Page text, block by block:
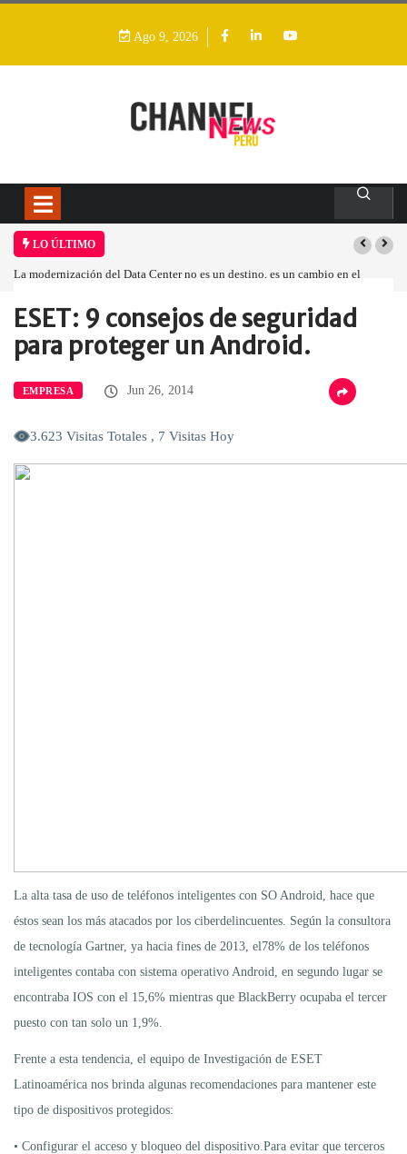
Ago 9, 2026
LO ÚLTIMO
Los ingresos por semiconductores aumentarán más de un 94 % en 2026
Home Empresa ESET: 9 consejos…
ESET: 9 consejos de seguridad
para proteger un Android.
EMPRESA Jun 26, 2014
3.623 Visitas Totales , 7 Visitas Hoy
La alta tasa de uso de teléfonos inteligentes con SO Android, hace que
éstos sean los más atacados por los ciberdelincuentes. Según la consultora
de tecnología Gartner, ya hacia fines de 2013, el78% de los teléfonos
inteligentes contaba con sistema operativo Android, en segundo lugar se
encontraba IOS con el 15,6% mientras que BlackBerry ocupaba el tercer
puesto con tan solo un 1,9%.
Frente a esta tendencia, el equipo de Investigación de ESET
Latinoamérica nos brinda algunas recomendaciones para mantener este
tipo de dispositivos protegidos:
• Configurar el acceso y bloqueo del dispositivo.Para evitar que terceros